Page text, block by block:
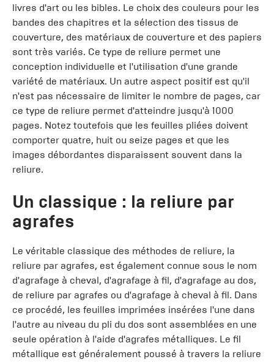
livres d'art ou les bibles. Le choix des couleurs pour les
bandes des chapitres et la sélection des tissus de
couverture, des matériaux de couverture et des papiers
sont très variés. Ce type de reliure permet une
conception individuelle et l'utilisation d'une grande
variété de matériaux. Un autre aspect positif est qu'il
n'est pas nécessaire de limiter le nombre de pages, car
ce type de reliure permet d'atteindre jusqu'à 1000
pages. Notez toutefois que les feuilles pliées doivent
comporter quatre, huit ou seize pages et que les
images débordantes disparaissent souvent dans la
reliure.
Un classique : la reliure par
agrafes
Le véritable classique des méthodes de reliure, la
reliure par agrafes, est également connue sous le nom
d'agrafage à cheval, d'agrafage à fil, d'agrafage au dos,
de reliure par agrafes ou d'agrafage à cheval à fil. Dans
ce procédé, les feuilles imprimées insérées l'une dans
l'autre au niveau du pli du dos sont assemblées en une
seule opération à l'aide d'agrafes métalliques. Le fil
métallique est généralement poussé à travers la reliure